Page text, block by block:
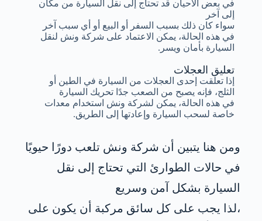
تعليق العجلات
إذا تعلقت إحدى العجلات من السيارة في الطين أو
الثلج، فإنه يصبح من الصعب جدًا تحريك السيارة
في هذه الحالة، يمكن لشركة ونش استخدام معدات
خاصة لسحب السيارة وإعادتها إلى الطريق.
في بعض الأحيان قد تحتاج إلى نقل السيارة من مكان
إلى آخر
سواء كان ذلك بسبب السفر أو البيع أو أي سبب آخر
في هذه الحالة، يمكن الاعتماد على شركة ونش لنقل
السيارة بأمان ويسر.
ومن هنا يتبين أن شركة ونش تلعب دورًا حيويًا
في حالات الطوارئ التي تحتاج إلى نقل
السيارة بشكل آمن وسريع
،لذا يجب على كل سائق مركبة أن يكون على